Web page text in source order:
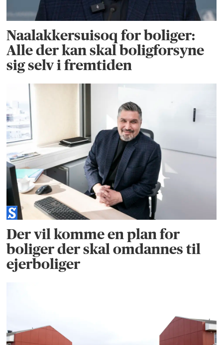
Naalakkersuisoq for boliger:
Alle der kan skal boligforsyne
sig selv i fremtiden
Der vil komme en plan for
boliger der skal omdannes til
ejerboliger